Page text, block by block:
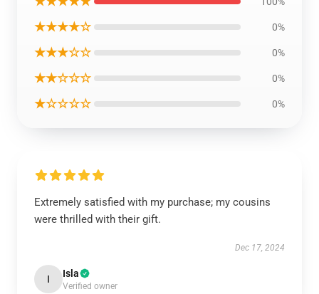
★★★★☆ 0%
★★★☆☆ 0%
★★☆☆☆ 0%
★☆☆☆☆ 0%
Extremely satisfied with my purchase; my cousins
were thrilled with their gift.
Dec 17, 2024
I Isla
Verified owner